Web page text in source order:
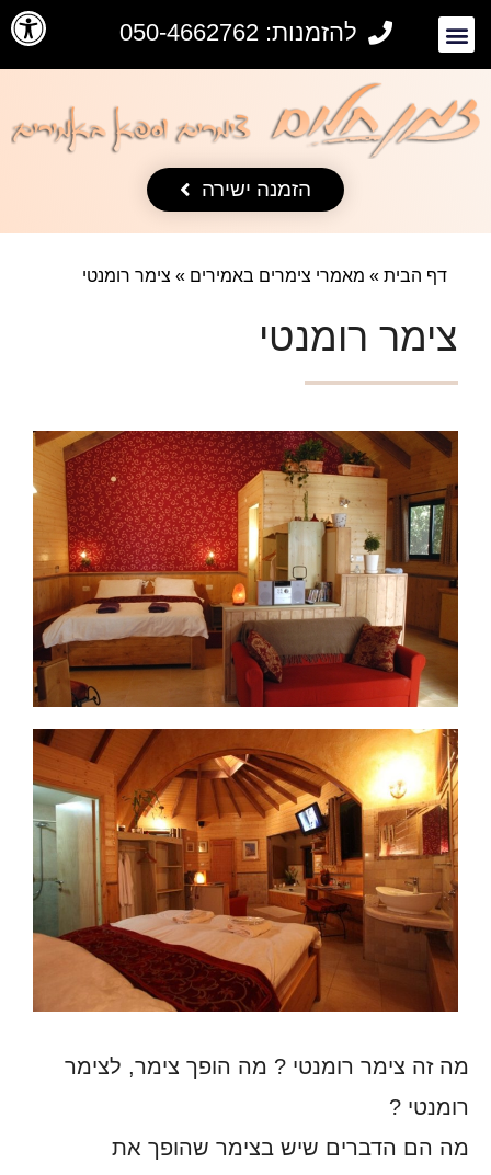
פתח
להזמנות: 050-4662762
הזמנה ישירה
דף הבית » מאמרי צימרים באמירים » צימר רומנטי
צימר רומנטי
מה זה צימר רומנטי ? מה הופך צימר, לצימר
רומנטי ?
מה הם הדברים שיש בצימר שהופך את